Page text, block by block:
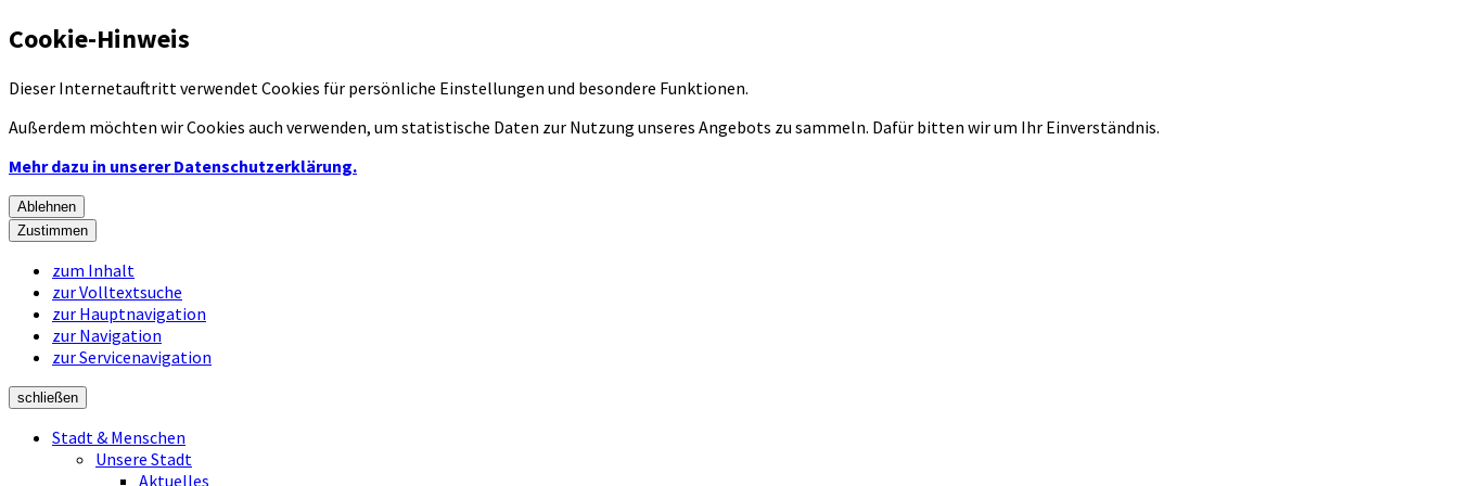
Cookie-Hinweis
Dieser Internetauftritt verwendet Cookies für persönliche Einstellungen und besondere Funktionen.
Außerdem möchten wir Cookies auch verwenden, um statistische Daten zur Nutzung unseres Angebots zu sammeln. Dafür bitten wir um Ihr Einverständnis.
Mehr dazu in unserer Datenschutzerklärung.
Ablehnen
Zustimmen
zum Inhalt
zur Volltextsuche
zur Hauptnavigation
zur Navigation
zur Servicenavigation
schließen
Stadt & Menschen
Unsere Stadt
Aktuelles